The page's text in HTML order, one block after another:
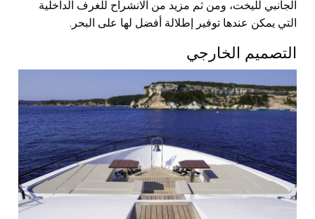
الجانبي لليخت، ومن ثم مزيد من الانشراح للغرف الداخلية
التي يمكن عندها توفير إطلالة أفضل لها على البحر.
التصميم الخارجي